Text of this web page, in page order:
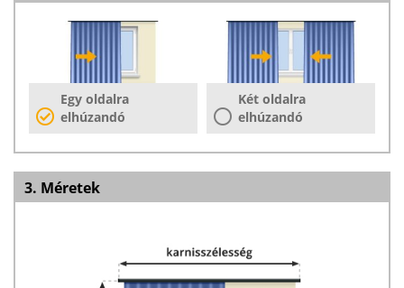
Egy oldalra
elhúzandó
Két oldalra
elhúzandó
3. Méretek